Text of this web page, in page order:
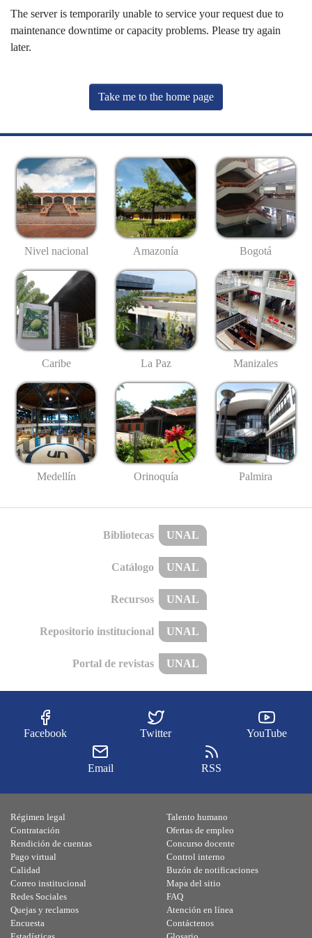
The server is temporarily unable to service your request due to
maintenance downtime or capacity problems. Please try again
later.
Take me to the home page
Nivel nacional Amazonía Bogotá
Caribe La Paz Manizales
Medellín Orinoquía Palmira
Bibliotecas UNAL
Catálogo UNAL
Recursos UNAL
Repositorio institucional UNAL
Portal de revistas UNAL
Facebook Twitter YouTube
Email RSS
Régimen legal
Contratación
Rendición de cuentas
Pago virtual
Calidad
Talento humano
Ofertas de empleo
Concurso docente
Control interno
Buzón de notificaciones
Correo institucional
Redes Sociales
Quejas y reclamos
Encuesta
Mapa del sitio
FAQ
Atención en línea
Contáctenos